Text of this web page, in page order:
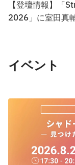
【登壇情報】「
2026」に室田真
イベント